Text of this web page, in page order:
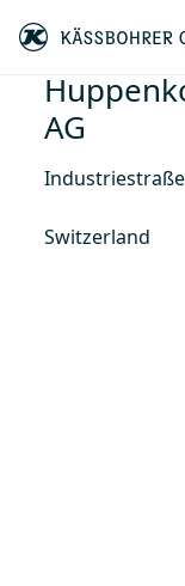
AG
Industriestraße
Switzerland